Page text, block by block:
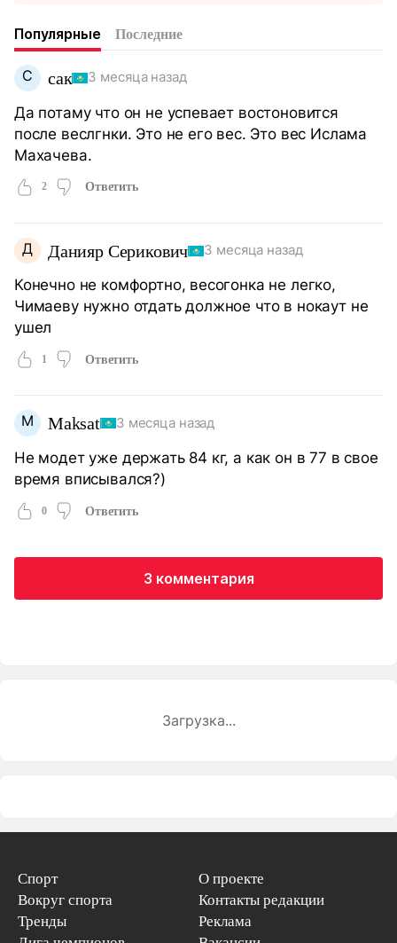
Популярные Последние
С сак 3 месяца назад
Да потаму что он не успевает востоновится
после веслгнки. Это не его вес. Это вес Ислама
Махачева.
2 Ответить
Д Данияр Серикович 3 месяца назад
Конечно не комфортно, весогонка не легко,
Чимаеву нужно отдать должное что в нокаут не
ушел
1 Ответить
M Maksat 3 месяца назад
Не модет уже держать 84 кг, а как он в 77 в свое
время вписывался?)
0 Ответить
3 комментария
Загрузка...
Спорт
Вокруг спорта
Тренды
О проекте
Контакты редакции
Реклама